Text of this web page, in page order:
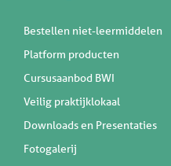
Bestellen niet-leermiddelen
Platform producten
Cursusaanbod BWI
Veilig praktijklokaal
Downloads en Presentaties
Fotogalerij